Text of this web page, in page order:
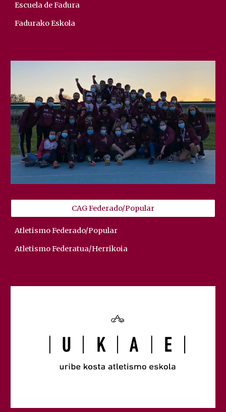
Escuela de Fadura
FadurakoEskola
CAG Federado/Popular
Atletismo Federado/Popular
Atletismo Federatua/Herrikoia